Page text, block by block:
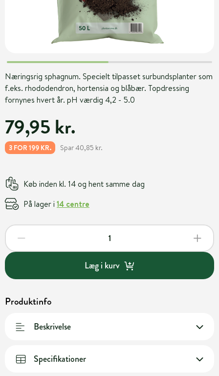
Næringsrig sphagnum. Specielt tilpasset surbundsplanter som
f.eks. rhododendron, hortensia og blåbær. Topdressing
fornynes hvert år. pH værdig 4,2 - 5.0
79,95 kr.
3 FOR 199 KR. Spar 40,85 kr.
Køb inden kl. 14 og hent samme dag
På lager i 14 centre
Læg i kurv
Produktinfo
Beskrivelse
Specifikationer